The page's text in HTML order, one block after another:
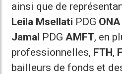
ainsi que de
Leila Msellati PDG ONA
Jamal PDGAMFT, en
professionnelles, FTH,
bailleurs de fonds et